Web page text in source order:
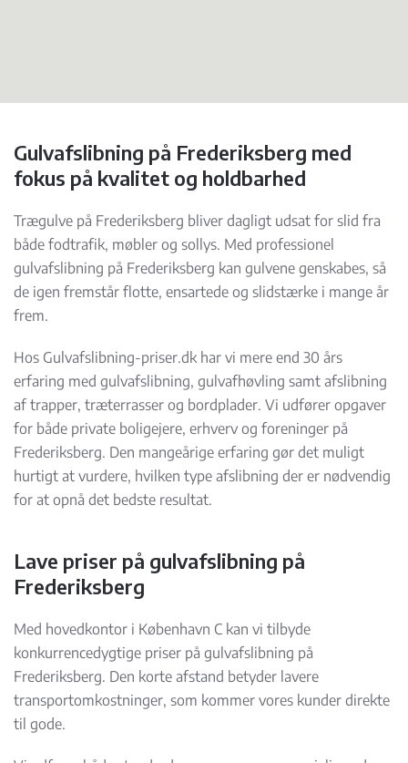
Gulvafslibning på Frederiksberg med
fokus på kvalitet og holdbarhed
Trægulve på Frederiksberg bliver dagligt udsat for slid fra
både fodtrafik, møbler og sollys. Med professionel
gulvafslibning på Frederiksberg kan gulvene genskabes, så
de igen fremstår flotte, ensartede og slidstærke i mange år
frem.
Hos Gulvafslibning-priser.dk har vi mere end 30 års
erfaring med gulvafslibning, gulvafhøvling samt afslibning
af trapper, træterrasser og bordplader. Vi udfører opgaver
for både private boligejere, erhverv og foreninger på
Frederiksberg. Den mangeårige erfaring gør det muligt
hurtigt at vurdere, hvilken type afslibning der er nødvendig
for at opnå det bedste resultat.
Lave priser på gulvafslibning på
Frederiksberg
Med hovedkontor i København C kan vi tilbyde
konkurrencedygtige priser på gulvafslibning på
Frederiksberg. Den korte afstand betyder lavere
transportomkostninger, som kommer vores kunder direkte
til gode.